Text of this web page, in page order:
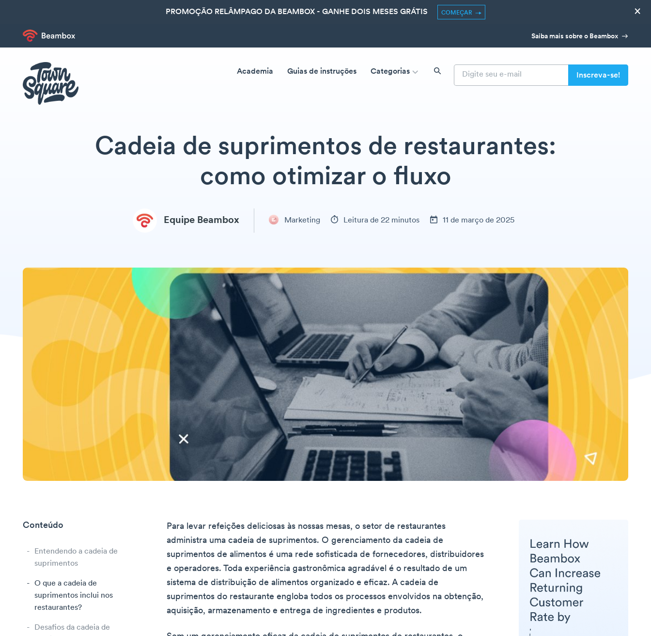
PROMOÇÃO RELÂMPAGO DA BEAMBOX - GANHE DOIS MESES GRÁTIS COMEÇAR ×
Saiba mais sobre o Beambox
Academia Guias de instruções Categorias
Cadeia de suprimentos de restaurantes:
como otimizar o fluxo
Equipe Beambox Marketing Leitura de 22 minutos 11 de março de 2025
Conteúdo
Entendendo a cadeia de
suprimentos
O que a cadeia de
suprimentos inclui nos
restaurantes?
Desafios da cadeia de
Para levar refeições deliciosas às nossas mesas, o setor de restaurantes
administra uma cadeia de suprimentos. O gerenciamento da cadeia de
suprimentos de alimentos é uma rede sofisticada de fornecedores, distribuidores
e operadores. Toda experiência gastronômica agradável é o resultado de um
sistema de distribuição de alimentos organizado e eficaz. A cadeia de
suprimentos do restaurante engloba todos os processos envolvidos na obtenção,
aquisição, armazenamento e entrega de ingredientes e produtos.